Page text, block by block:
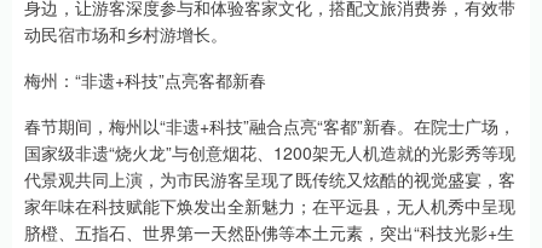
身边，让游客深度参与和体验客家文化，搭配文旅消费券，有效带
动民宿市场和乡村游增长。
梅州：“非遗+科技”点亮客都新春
春节期间，梅州以“非遗+科技”融合点亮“客都”新春。在院士广场，
国家级非遗“烧火龙”与创意烟花、1200架无人机造就的光影秀等现
代景观共同上演，为市民游客呈现了既传统又炫酷的视觉盛宴，客
家年味在科技赋能下焕发出全新魅力；在平远县，无人机秀中呈现
脐橙、五指石、世界第一天然卧佛等本土元素，突出“科技光影+生